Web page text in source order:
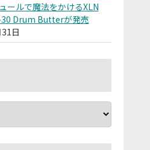
ールで魔法をかけるXLN
Drum Butterが発売
日